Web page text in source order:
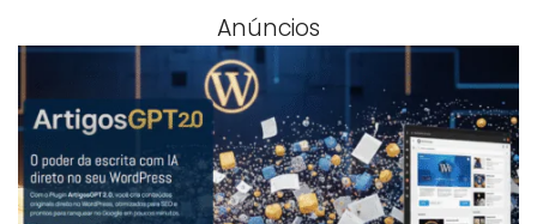
Anúncios